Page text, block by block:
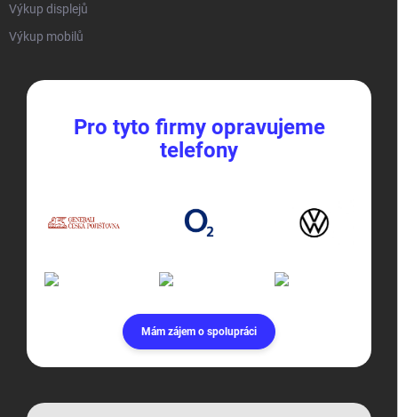
Výkup displejů
Výkup mobilů
Pro tyto firmy opravujeme
telefony
Mám zájem o spolupráci